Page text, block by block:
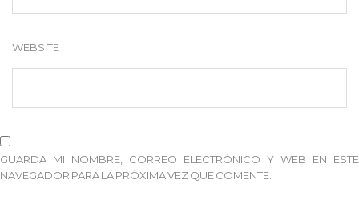
WEBSITE
GUARDA MI NOMBRE, CORREO ELECTRÓNICO Y WEB EN ESTE
NAVEGADOR PARA LA PRÓXIMA VEZ QUE COMENTE.